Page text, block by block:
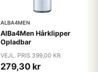
ALBA4MEN
AlBa4Men Hårklipper
Opladbar
VEJL. PRIS 399,00 KR
279,30 kr